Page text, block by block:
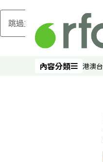
跳過主要內容
內容分類
內容分類 港澳台